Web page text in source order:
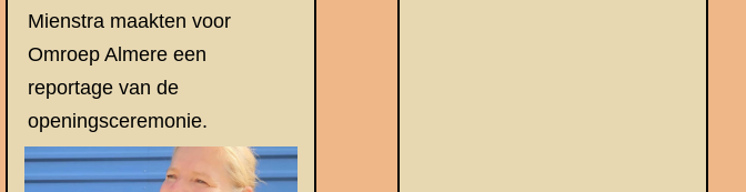
Mienstra maakten voor
Omroep Almere een
reportage van de
openingsceremonie.